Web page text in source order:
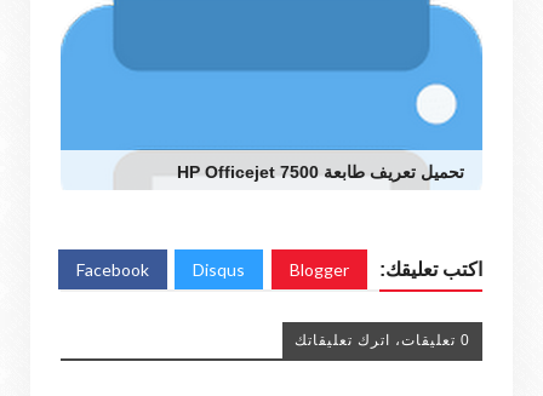
تحميل تعريف طابعة HP Officejet 7500
اكتب تعليقك: Blogger
Disqus
Facebook
0 تعليقات، اترك تعليقاتك